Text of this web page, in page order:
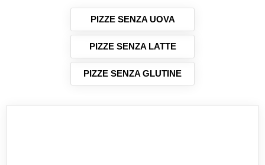
farcisce, ma si...
PIZZE SENZA UOVA
PIZZE SENZA LATTE
PIZZE SENZA GLUTINE